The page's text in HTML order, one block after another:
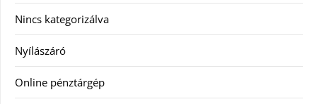
Nincs kategorizálva
Nyílászáró
Online pénztárgép